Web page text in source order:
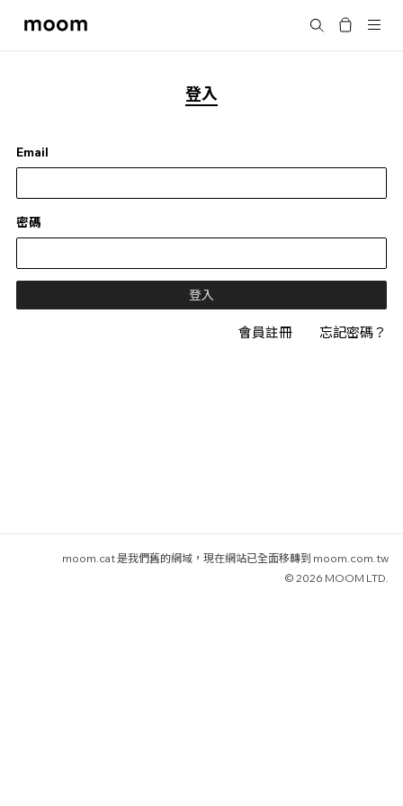
moom
搜尋
登入
Email
密碼
會員註冊 忘記密碼？
moom.cat 是我們舊的網域，現在網站已全面移轉到 moom.com.tw
© 2026 MOOM LTD.